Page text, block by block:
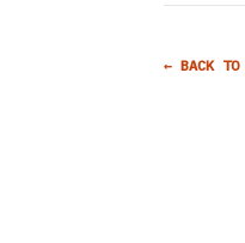
← BACK TO